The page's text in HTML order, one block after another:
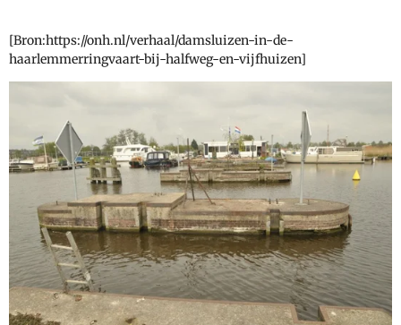
[Bron:https://onh.nl/verhaal/damsluizen-in-de-
haarlemmerringvaart-bij-halfweg-en-vijfhuizen]